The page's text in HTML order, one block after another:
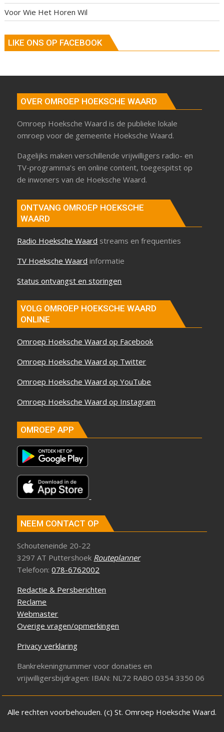
Voor Wie Het Horen Wil
LIKE ONS OP FACEBOOK
OVER OMROEP HOEKSCHE WAARD
Omroep Hoeksche Waard is de publieke lokale
omroep voor de gemeente Hoeksche Waard.
Dagelijks maken verschillende vrijwilligers radio- en
TV-programma’s en online content, toegespitst op
de inwoners van de Hoeksche Waard.
ONTVANG OMROEP HOEKSCHE
WAARD
Radio Hoeksche Waard streams en frequenties
TV Hoeksche Waard informatie
Status ontvangst en storingen
VOLG OMROEP HOEKSCHE WAARD
ONLINE
Omroep Hoeksche Waard op Facebook
Omroep Hoeksche Waard op Twitter
Omroep Hoeksche Waard op YouTube
Omroep Hoeksche Waard op Instagram
OMROEP APP
NEEM CONTACT OP
Schouteneinde 20-22
3297 AT Puttershoek Routeplanner
Telefoon:078-6762002
Redactie & Persberichten
Reclame
Webmaster
Overige vragen/opmerkingen
Privacy verklaring
Bankrekeningnummer voor donaties en
vrijwilligersbijdragen: IBAN: NL72 RABO 0354 3350 06
Alle rechten voorbehouden. (c) St. Omroep Hoeksche Waard.